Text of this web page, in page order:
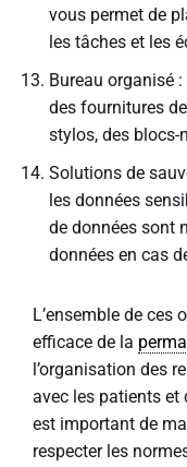
vous permet de
les tâches et les
Bureau organisé
des fournitures
stylos, des blocs-
Solutions de
les données
de données sont
données en cas
L’ensemble de ces
efficace de la
l’organisation des
avec les patients et
est important de
respecter les